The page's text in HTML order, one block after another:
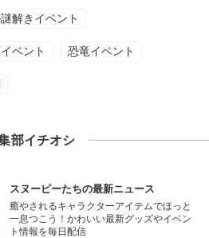
解きイベント
ベント 恐竜イベント
部イチオシ
スヌーピーたちの最新ニュース
癒やされるキャラクターアイテムでほっと
一息つこう！かわいい最新グッズやイベン
ト情報を毎日配信